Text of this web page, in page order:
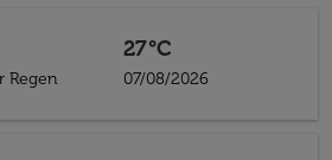
Regen
27°C
07/08/2026